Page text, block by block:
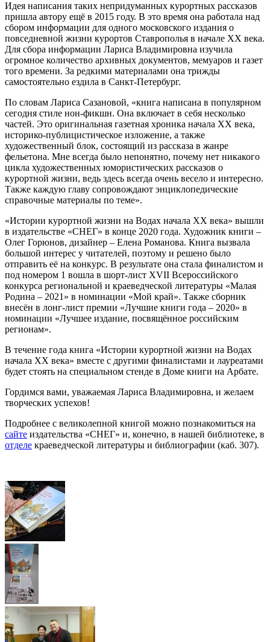
Идея написания таких непридуманных курортных рассказов
пришла автору ещё в 2015 году. В это время она работала над
сбором информации для одного московского издания о
повседневной жизни курортов Ставрополья в начале ХХ века.
Для сбора информации Лариса Владимировна изучила
огромное количество архивных документов, мемуаров и газет
того времени. За редкими материалами она трижды
самостоятельно ездила в Санкт-Петербург.
По словам Лариса Сазановой, «книга написана в популярном
сегодня стиле нон-фикшн. Она включает в себя несколько
частей. Это оригинальная газетная хроника начала ХХ века,
историко-публицистическое изложение, а также
художественный блок, состоящий из рассказа в жанре
фельетона. Мне всегда было непонятно, почему нет никакого
цикла художественных юмористических рассказов о
курортной жизни, ведь здесь всегда очень весело и интересно.
Также каждую главу сопровождают энциклопедические
справочные материалы по теме».
«Истории курортной жизни на Водах начала ХХ века» вышли
в издательстве «СНЕГ» в конце 2020 года. Художник книги –
Олег Горюнов, дизайнер – Елена Романова. Книга вызвала
большой интерес у читателей, поэтому и решено было
отправить её на конкурс. В результате она стала финалистом и
под номером 1 вошла в шорт-лист XVII Всероссийского
конкурса региональной и краеведческой литературы «Малая
Родина – 2021» в номинации «Мой край». Также сборник
внесён в лонг-лист премии «Лучшие книги года – 2020» в
номинации «Лучшее издание, посвящённое российским
регионам».
В течение года книга «Истории курортной жизни на Водах
начала ХХ века» вместе с другими финалистами и лауреатами
будет стоять на специальном стенде в Доме книги на Арбате.
Гордимся вами, уважаемая Лариса Владимировна, и желаем
творческих успехов!
Подробнее с великолепной книгой можно познакомиться на
сайте издательства «СНЕГ» и, конечно, в нашей библиотеке, в
отделе краеведческой литературы и библиографии (каб. 307).